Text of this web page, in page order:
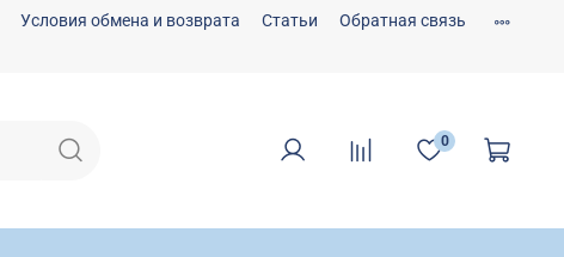
Условия обмена и возврата Статьи Обратная связь
0